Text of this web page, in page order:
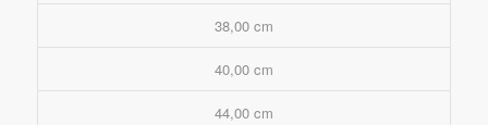
38,00 cm
40,00 cm
44,00 cm